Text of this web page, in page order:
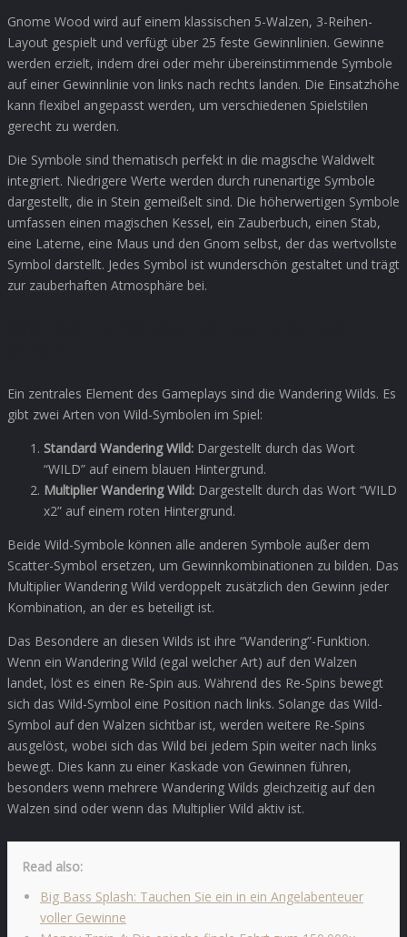
Gnome Wood wird auf einem klassischen 5-Walzen, 3-Reihen-
Layout gespielt und verfügt über 25 feste Gewinnlinien. Gewinne
werden erzielt, indem drei oder mehr übereinstimmende Symbole
auf einer Gewinnlinie von links nach rechts landen. Die Einsatzhöhe
kann flexibel angepasst werden, um verschiedenen Spielstilen
gerecht zu werden.
Die Symbole sind thematisch perfekt in die magische Waldwelt
integriert. Niedrigere Werte werden durch runenartige Symbole
dargestellt, die in Stein gemeißelt sind. Die höherwertigen Symbole
umfassen einen magischen Kessel, ein Zauberbuch, einen Stab,
eine Laterne, eine Maus und den Gnom selbst, der das wertvollste
Symbol darstellt. Jedes Symbol ist wunderschön gestaltet und trägt
zur zauberhaften Atmosphäre bei.
Ein zentrales Element des Gameplays sind die Wandering Wilds. Es
gibt zwei Arten von Wild-Symbolen im Spiel:
Standard Wandering Wild: Dargestellt durch das Wort
“WILD” auf einem blauen Hintergrund.
Multiplier Wandering Wild: Dargestellt durch das Wort “WILD
x2” auf einem roten Hintergrund.
Beide Wild-Symbole können alle anderen Symbole außer dem
Scatter-Symbol ersetzen, um Gewinnkombinationen zu bilden. Das
Multiplier Wandering Wild verdoppelt zusätzlich den Gewinn jeder
Kombination, an der es beteiligt ist.
Das Besondere an diesen Wilds ist ihre “Wandering”-Funktion.
Wenn ein Wandering Wild (egal welcher Art) auf den Walzen
landet, löst es einen Re-Spin aus. Während des Re-Spins bewegt
sich das Wild-Symbol eine Position nach links. Solange das Wild-
Symbol auf den Walzen sichtbar ist, werden weitere Re-Spins
ausgelöst, wobei sich das Wild bei jedem Spin weiter nach links
bewegt. Dies kann zu einer Kaskade von Gewinnen führen,
besonders wenn mehrere Wandering Wilds gleichzeitig auf den
Walzen sind oder wenn das Multiplier Wild aktiv ist.
Read also:
Big Bass Splash: Tauchen Sie ein in ein Angelabenteuer
voller Gewinne